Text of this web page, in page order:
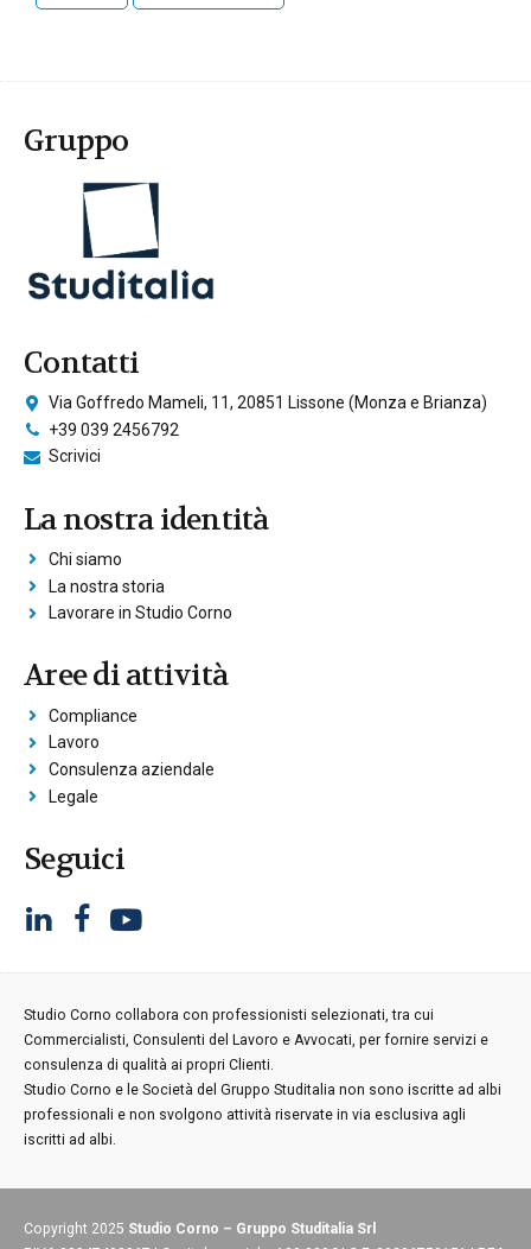
Gruppo
Contatti
Via Goffredo Mameli, 11, 20851 Lissone (Monza e Brianza)
+39 039 2456792
Scrivici
La nostra identità
Chi siamo
La nostra storia
Lavorare in Studio Corno
Aree di attività
Compliance
Lavoro
Consulenza aziendale
Legale
Seguici
Studio Corno collabora con professionisti selezionati, tra cui
Commercialisti, Consulenti del Lavoro e Avvocati, per fornire servizi e
consulenza di qualità ai propri Clienti.
Studio Corno e le Società del Gruppo Studitalia non sono iscritte ad albi
professionali e non svolgono attività riservate in via esclusiva agli
iscritti ad albi.
Copyright 2025 Studio Corno – Gruppo Studitalia Srl